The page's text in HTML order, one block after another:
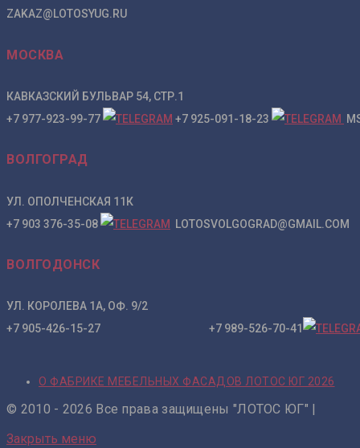
ZAKAZ@LOTOSYUG.RU
МОСКВА
КАВКАЗСКИЙ БУЛЬВАР 54, СТР.1
+7 977-923-99-77
+7 925-091-18-23
ВОЛГОГРАД
УЛ. ОПОЛЧЕНСКАЯ 11К
+7 903 376-35-08
LOTOSVOLGOGRAD@GMAIL.COM
ВОЛГОДОНСК
УЛ. КОРОЛЕВА 1А, ОФ. 9/2
+7 905-426-15-27 +7 989-526-70-41
О ФАБРИКЕ МЕБЕЛЬНЫХ ФАСАДОВ ЛОТОС ЮГ 2026
© 2010 - 2026 Все права защищены "ЛОТОС ЮГ" |
Закрыть меню